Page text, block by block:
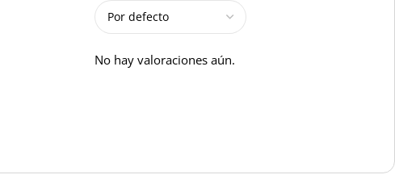
No hay valoraciones aún.